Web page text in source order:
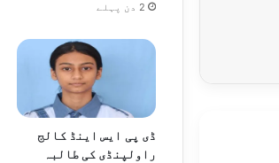
2 دن پہلے
ڈی پی ایس اینڈ کالج
راولپنڈی کی طالبہ